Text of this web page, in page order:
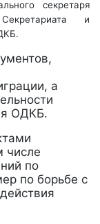
секретаря
и
а
ОДКБ.
числе
по
по борьбе с